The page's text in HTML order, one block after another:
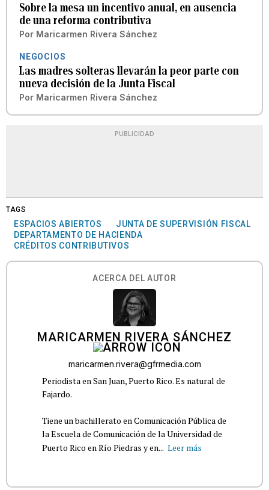
Sobre la mesa un incentivo anual, en ausencia
de una reforma contributiva
Por Maricarmen Rivera Sánchez
NEGOCIOS
Las madres solteras llevarán la peor parte con
nueva decisión de la Junta Fiscal
Por Maricarmen Rivera Sánchez
PUBLICIDAD
TAGS
ESPACIOS ABIERTOS
JUNTA DE SUPERVISIÓN FISCAL
DEPARTAMENTO DE HACIENDA
CRÉDITOS CONTRIBUTIVOS
ACERCA DEL AUTOR
MARICARMEN RIVERA SÁNCHEZ
maricarmen.rivera@gfrmedia.com
Periodista en San Juan, Puerto Rico. Es natural de
Fajardo.
Tiene un bachillerato en Comunicación Pública de
la Escuela de Comunicación de la Universidad de
Puerto Rico en Río Piedras y en... Leer más